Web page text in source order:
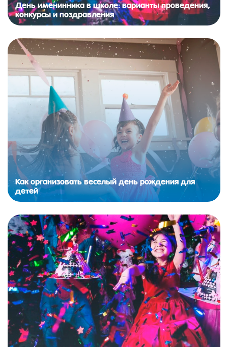
День именинника в школе: варианты проведения,
конкурсы и поздравления
Как организовать веселый день рождения для
детей